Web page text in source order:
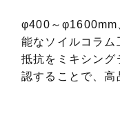
φ400～φ1600mm
能なソイルコラム
抵抗をミキシング
認することで、高